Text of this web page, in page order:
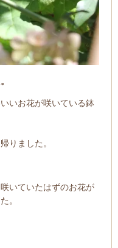
いお花が咲いている鉢
りました。
いていたはずのお花が
。